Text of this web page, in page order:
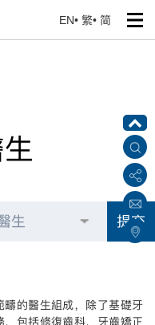
EN• 繁• 简
生 提交
的醫生組成，除了基礎牙
包括修復齒科、牙齒矯正